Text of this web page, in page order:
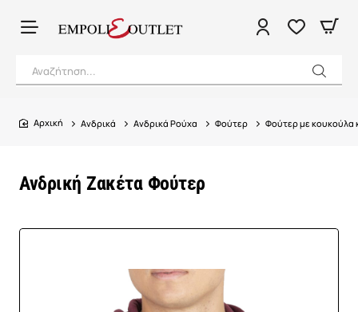
Αναζήτηση...
Ανδρική Ζακέτα Φούτερ
home
Ανδρικά Ανδρικά Ρούχα Φούτερ Φούτερ με κουκούλα